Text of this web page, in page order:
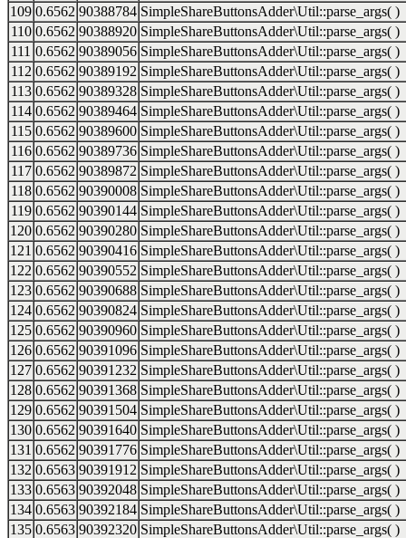
109 0.6562 90388784 SimpleShareButtonsAdder\Util::parse_args( )
110 0.6562 90388920 SimpleShareButtonsAdder\Util::parse_args( )
111 0.6562 90389056 SimpleShareButtonsAdder\Util::parse_args( )
112 0.6562 90389192 SimpleShareButtonsAdder\Util::parse_args( )
113 0.6562 90389328 SimpleShareButtonsAdder\Util::parse_args( )
114 0.6562 90389464 SimpleShareButtonsAdder\Util::parse_args( )
115 0.6562 90389600 SimpleShareButtonsAdder\Util::parse_args( )
116 0.6562 90389736 SimpleShareButtonsAdder\Util::parse_args( )
117 0.6562 90389872 SimpleShareButtonsAdder\Util::parse_args( )
118 0.6562 90390008 SimpleShareButtonsAdder\Util::parse_args( )
119 0.6562 90390144 SimpleShareButtonsAdder\Util::parse_args( )
120 0.6562 90390280 SimpleShareButtonsAdder\Util::parse_args( )
121 0.6562 90390416 SimpleShareButtonsAdder\Util::parse_args( )
122 0.6562 90390552 SimpleShareButtonsAdder\Util::parse_args( )
123 0.6562 90390688 SimpleShareButtonsAdder\Util::parse_args( )
124 0.6562 90390824 SimpleShareButtonsAdder\Util::parse_args( )
125 0.6562 90390960 SimpleShareButtonsAdder\Util::parse_args( )
126 0.6562 90391096 SimpleShareButtonsAdder\Util::parse_args( )
127 0.6562 90391232 SimpleShareButtonsAdder\Util::parse_args( )
128 0.6562 90391368 SimpleShareButtonsAdder\Util::parse_args( )
129 0.6562 90391504 SimpleShareButtonsAdder\Util::parse_args( )
130 0.6562 90391640 SimpleShareButtonsAdder\Util::parse_args( )
131 0.6562 90391776 SimpleShareButtonsAdder\Util::parse_args( )
132 0.6563 90391912 SimpleShareButtonsAdder\Util::parse_args( )
133 0.6563 90392048 SimpleShareButtonsAdder\Util::parse_args( )
134 0.6563 90392184 SimpleShareButtonsAdder\Util::parse_args( )
135 0.6563 90392320 SimpleShareButtonsAdder\Util::parse_args( )